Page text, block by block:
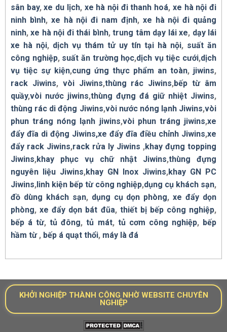
sân bay,xe du lịch, xe hà nội đi thanh hoá, xe hà nội đi
ninh bình, xe hà nội đi nam định, xe hà nội đi quảng
ninh,xe hà nội đi thái bình,trung tâm dạy lái xe, dạy lái
xe hà nội, dịch vụ thám tử uy tín tại hà nội, suất ăn
công nghiệp, suất ăn trường học,dịch vụ tiệc cưới,dịch
vụ tiệc sự kiện,cung ứng thực phẩm an toàn, jiwins,
rack Jiwins, vòi Jiwins,thùng rác Jiwins,bếp từ âm
quầy,vòi nước jiwins,thùng đựng đá giữ nhiệt Jiwins,
thùng rác di động Jiwins,vòi nước nóng lạnh Jiwins,vòi
phun tráng nóng lạnh jiwins,vòi phun tráng jiwins,xe
đẩy đĩa di động Jiwins,xe đẩy đĩa điều chỉnh Jiwins,xe
đẩy rack Jiwins,rack rửa ly Jiwins ,khay đựng topping
Jiwins,khay phục vụ chữ nhật Jiwins,thùng đựng
nguyên liệu Jiwins,khay GN Inox Jiwins,khay GN PC
Jiwins,linh kiện bếp từ công nghiệp,dụng cụ khách sạn,
đồ dùng khách sạn, dụng cụ dọn phòng,xe đẩy dọn
phòng,xe đẩy dọn bát đũa, thiết bị bếp công nghiệp,
bếp á từ,tủ đông,tủ mát, tủ cơm công nghiệp, bếp
hầm từ, bếp á quạt thổi, máy là đá
KHỞI NGHIỆP THÀNH CÔNG NHỜ WEBSITE CHUYÊN
NGHIỆP